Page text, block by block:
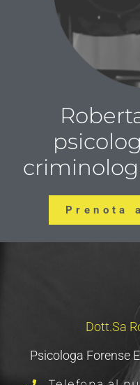
Prenota
Dott.sa
Psicologa Forense